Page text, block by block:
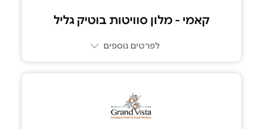
קאמי - מלון סוויטות בוטיק גליל
לפרטים נוספים